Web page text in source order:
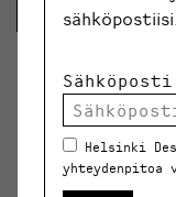
Lue lisää
sähköpostiisi.
Sähköposti
Helsinki
yhteydenpitoa